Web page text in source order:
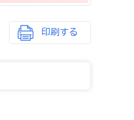
印刷する